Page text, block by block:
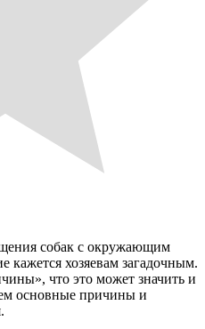
собак с окружающим
хозяевам загадочным.
что это может значить и
основные причины и